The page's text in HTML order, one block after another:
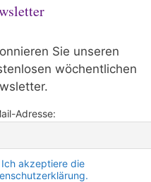
Sie unseren
wöchentlichen
Adresse:
Ich akzeptiere die